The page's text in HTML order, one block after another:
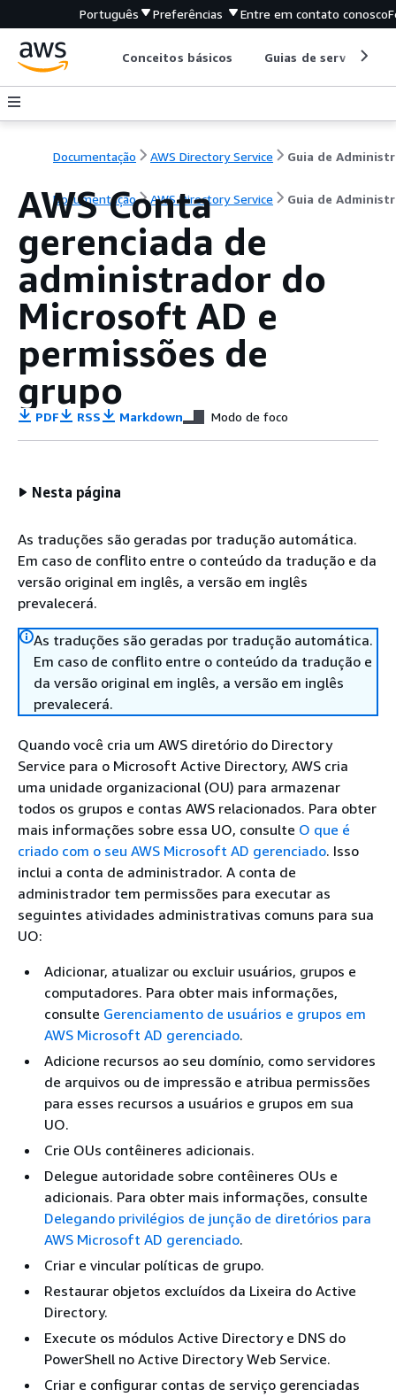
Português Preferências Entre em contato conosco
Conceitos básicos Guias de serviço
Documentação AWS Directory Service
Documentação AWS Directory Service Guia de
AWS Conta
gerenciada de
administrador do
Microsoft AD e
permissões de
grupo
PDF RSS Markdown Modo de foco
Nesta página
As traduções são geradas por tradução automática.
Em caso de conflito entre o conteúdo da tradução e da
versão original em inglês, a versão em inglês
prevalecerá.
As traduções são geradas por tradução automática.
Em caso de conflito entre o conteúdo da tradução e
da versão original em inglês, a versão em inglês
prevalecerá.
Quando você cria um AWS diretório do Directory
Service para o Microsoft Active Directory, AWS cria
uma unidade organizacional (OU) para armazenar
todos os grupos e contas AWS relacionados. Para obter
mais informações sobre essa UO, consulte O que é
criado com o seu AWS Microsoft AD gerenciado. Isso
inclui a conta de administrador. A conta de
administrador tem permissões para executar as
seguintes atividades administrativas comuns para sua
UO:
Adicionar, atualizar ou excluir usuários, grupos e
computadores. Para obter mais informações,
consulte Gerenciamento de usuários e grupos em
AWS Microsoft AD gerenciado.
Adicione recursos ao seu domínio, como servidores
de arquivos ou de impressão e atribua permissões
para esses recursos a usuários e grupos em sua
UO.
Crie OUs contêineres adicionais.
Delegue autoridade sobre contêineres OUs e
adicionais. Para obter mais informações, consulte
Delegando privilégios de junção de diretórios para
AWS Microsoft AD gerenciado.
Criar e vincular políticas de grupo.
Restaurar objetos excluídos da Lixeira do Active
Directory.
Execute os módulos Active Directory e DNS do
PowerShell no Active Directory Web Service.
Criar e configurar contas de serviço gerenciadas